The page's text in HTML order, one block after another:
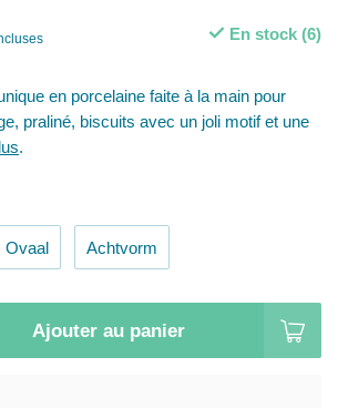
En stock (6)
en porcelaine faite à la main pour
praliné, biscuits avec un joli motif et une
.
Ovaal Achtvorm
Ajouter au panier